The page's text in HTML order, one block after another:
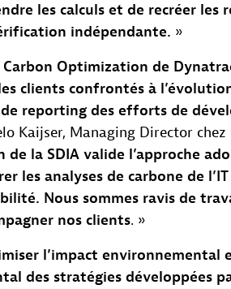
les calculs et de recréer les
indépendante. »
Carbon Optimization de
clients confrontés à
reporting des efforts de
Kaijser, Managing Director chez
de la SDIA valide l’approche
les analyses de carbone de
Nous sommes ravis de
nos clients. »
l’impact environnemental
des stratégies développées